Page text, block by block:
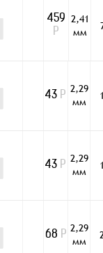
459
Р
2,41
мм
43 Р
2,29
мм
43 Р
2,29
мм
68 Р
2,29
мм